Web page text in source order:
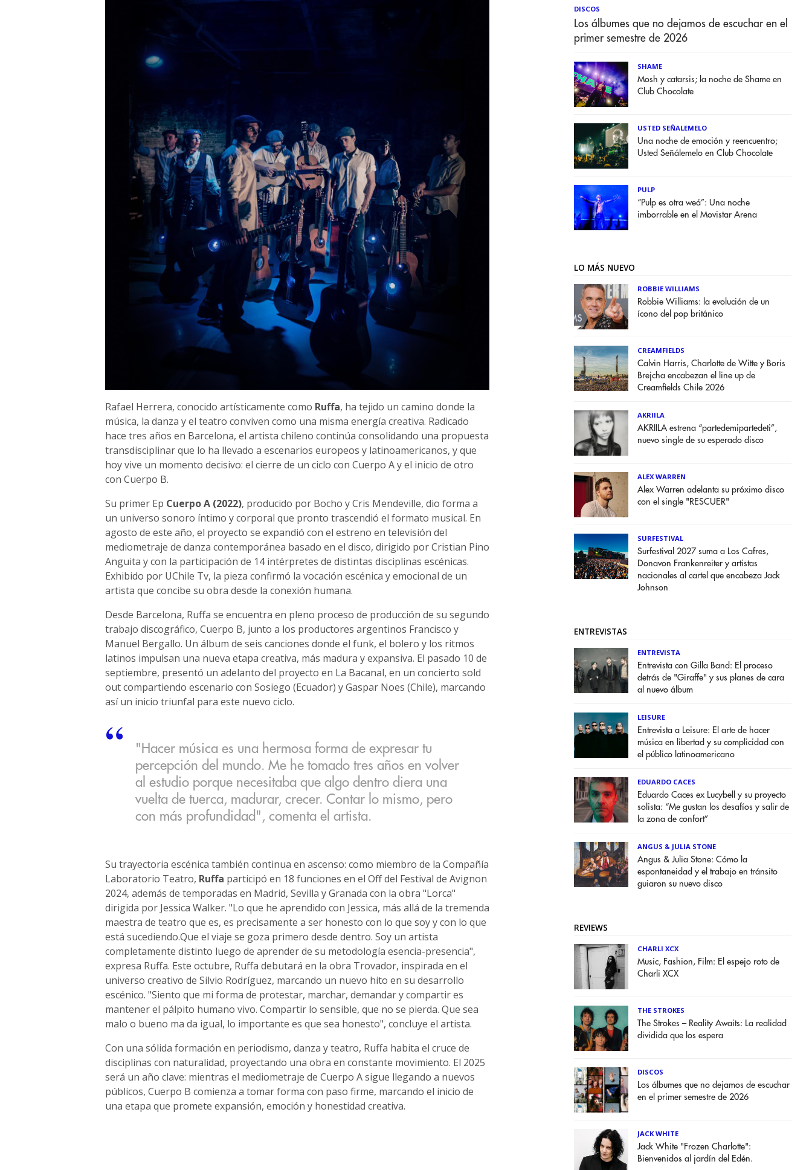
Rafael Herrera, conocido artísticamente como Ruffa, ha tejido un camino donde la
música, la danza y el teatro conviven como una misma energía creativa. Radicado
hace tres años en Barcelona, el artista chileno continúa consolidando una propuesta
transdisciplinar que lo ha llevado a escenarios europeos y latinoamericanos, y que
hoy vive un momento decisivo: el cierre de un ciclo con Cuerpo A y el inicio de otro
con Cuerpo B.
Su primer Ep Cuerpo A (2022), producido por Bocho y Cris Mendeville, dio forma a
un universo sonoro íntimo y corporal que pronto trascendió el formato musical. En
agosto de este año, el proyecto se expandió con el estreno en televisión del
mediometraje de danza contemporánea basado en el disco, dirigido por Cristian Pino
Anguita y con la participación de 14 intérpretes de distintas disciplinas escénicas.
Exhibido por UChile Tv, la pieza confirmó la vocación escénica y emocional de un
artista que concibe su obra desde la conexión humana.
Desde Barcelona, Ruffa se encuentra en pleno proceso de producción de su segundo
trabajo discográfico, Cuerpo B, junto a los productores argentinos Francisco y
Manuel Bergallo. Un álbum de seis canciones donde el funk, el bolero y los ritmos
latinos impulsan una nueva etapa creativa, más madura y expansiva. El pasado 10 de
septiembre, presentó un adelanto del proyecto en La Bacanal, en un concierto sold
out compartiendo escenario con Sosiego (Ecuador) y Gaspar Noes (Chile), marcando
así un inicio triunfal para este nuevo ciclo.
"Hacer música es una hermosa forma de expresar tu
percepción del mundo. Me he tomado tres años en volver
al estudio porque necesitaba que algo dentro diera una
vuelta de tuerca, madurar, crecer. Contar lo mismo, pero
con más profundidad", comenta el artista.
Su trayectoria escénica también continua en ascenso: como miembro de la Compañía
Laboratorio Teatro, Ruffa participó en 18 funciones en el Off del Festival de Avignon
2024, además de temporadas en Madrid, Sevilla y Granada con la obra "Lorca"
dirigida por Jessica Walker. "Lo que he aprendido con Jessica, más allá de la tremenda
maestra de teatro que es, es precisamente a ser honesto con lo que soy y con lo que
está sucediendo.Que el viaje se goza primero desde dentro. Soy un artista
completamente distinto luego de aprender de su metodología esencia-presencia",
expresa Ruffa. Este octubre, Ruffa debutará en la obra Trovador, inspirada en el
universo creativo de Silvio Rodríguez, marcando un nuevo hito en su desarrollo
escénico. "Siento que mi forma de protestar, marchar, demandar y compartir es
mantener el pálpito humano vivo. Compartir lo sensible, que no se pierda. Que sea
malo o bueno ma da igual, lo importante es que sea honesto", concluye el artista.
Con una sólida formación en periodismo, danza y teatro, Ruffa habita el cruce de
disciplinas con naturalidad, proyectando una obra en constante movimiento. El 2025
será un año clave: mientras el mediometraje de Cuerpo A sigue llegando a nuevos
públicos, Cuerpo B comienza a tomar forma con paso firme, marcando el inicio de
una etapa que promete expansión, emoción y honestidad creativa.
DISCOS
Los álbumes que no dejamos de escuchar en el
primer semestre de 2026
SHAME
Mosh y catarsis; la noche de Shame en
Club Chocolate
USTED SEÑALEMELO
Una noche de emoción y reencuentro;
Usted Señálemelo en Club Chocolate
PULP
“Pulp es otra weá”: Una noche
imborrable en el Movistar Arena
LO MÁS NUEVO
ROBBIE WILLIAMS
Robbie Williams: la evolución de un
ícono del pop británico
CREAMFIELDS
Calvin Harris, Charlotte de Witte y Boris
Brejcha encabezan el line up de
Creamfields Chile 2026
AKRIILA
AKRIILA estrena “partedemipartedeti”,
nuevo single de su esperado disco
ALEX WARREN
Alex Warren adelanta su próximo disco
con el single "RESCUER"
SURFESTIVAL
Surfestival 2027 suma a Los Cafres,
Donavon Frankenreiter y artistas
nacionales al cartel que encabeza Jack
Johnson
ENTREVISTAS
ENTREVISTA
Entrevista con Gilla Band: El proceso
detrás de "Giraffe" y sus planes de cara
al nuevo álbum
LEISURE
Entrevista a Leisure: El arte de hacer
música en libertad y su complicidad con
el público latinoamericano
EDUARDO CACES
Eduardo Caces ex Lucybell y su proyecto
solista: “Me gustan los desafíos y salir de
la zona de confort”
ANGUS & JULIA STONE
Angus & Julia Stone: Cómo la
espontaneidad y el trabajo en tránsito
guiaron su nuevo disco
REVIEWS
CHARLI XCX
Music, Fashion, Film: El espejo roto de
Charli XCX
THE STROKES
The Strokes – Reality Awaits: La realidad
dividida que los espera
DISCOS
Los álbumes que no dejamos de escuchar
en el primer semestre de 2026
JACK WHITE
Jack White "Frozen Charlotte":
Bienvenidos al jardín del Edén.